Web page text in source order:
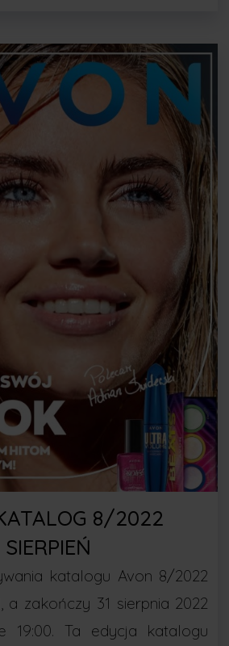
8/2022
SIERPIEŃ
katalogu Avon 8/2022
a zakończy 31 sierpnia 2022
19:00. Ta edycja katalogu